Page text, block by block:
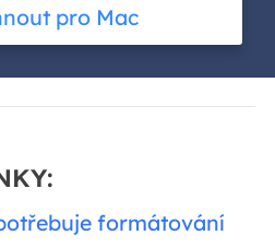
pro Mac
formátování